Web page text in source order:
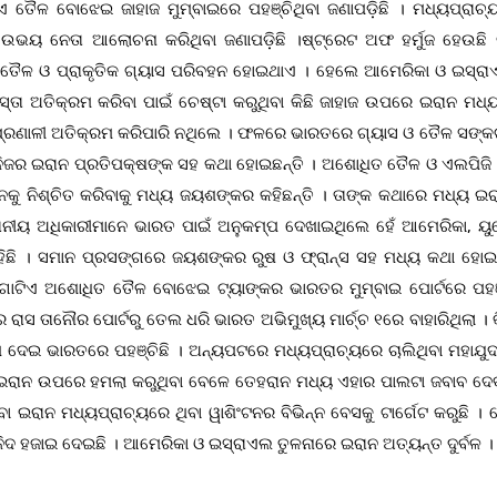
ବୋଝେଇ ଜାହାଜ ମୁମ୍ବାଇରେ ପହଞ୍ଚିଥିବା ଜଣାପଡ଼ିଛି ।
ନେତା ଆଲୋଚନା କରିଥିବା ଜଣାପଡ଼ିଛି ।ଷ୍ଟ୍ରେଟ ଅଫ ହର୍ମୁଜ ହେଉଛି
ଓ ପ୍ରାକୃତିକ ଗ୍ୟାସ ପରିବହନ ହୋଇଥାଏ । ହେଲେ ଆମେରିକା ଓ
ଅତିକ୍ରମ କରିବା ପାଇଁ ଚେଷ୍ଟା କରୁଥିବା କିଛି ଜାହାଜ ଉପରେ ଇରାନ
ଅତିକ୍ରମ କରିପାରି ନଥିଲେ । ଫଳରେ ଭାରତରେ ଗ୍ୟାସ ଓ ତୈଳ
ଇରାନ ପ୍ରତିପକ୍ଷଙ୍କ ସହ କଥା ହୋଇଛନ୍ତି । ଅଶୋଧିତ ତୈଳ ଓ
ନିଶ୍ଚିତ କରିବାକୁ ମଧ୍ୟ ଜୟଶଙ୍କର କହିଛନ୍ତି । ତାଙ୍କ କଥାରେ ମଧ୍ୟ
ଅଧିକାରୀମାନେ ଭାରତ ପାଇଁ ଅନୁକମ୍ପ ଦେଖାଇଥିଲେ ହେଁ ଆମେରିକା,
। ସମାନ ପ୍ରସଙ୍ଗରେ ଜୟଶଙ୍କର ରୁଷ ଓ ଫ୍ରାନ୍ସ ସହ ମଧ୍ୟ କଥା
ଅଶୋଧିତ ତୈଳ ବୋଝେଇ ଟ୍ୟାଙ୍କର ଭାରତର ମୁମ୍ବାଇ ପୋର୍ଟରେ
ତାନୌର ପୋର୍ଟରୁ ତେଲ ଧରି ଭାରତ ଅଭିମୁଖ୍ୟ ମାର୍ଚ୍ଚ ୧ରେ ବାହାରିଥିଲା ।
ଭାରତରେ ପହଞ୍ଚିଛି । ଅନ୍ୟପଟରେ ମଧ୍ୟପ୍ରାଚ୍ୟରେ ଚାଲିଥିବା
ଉପରେ ହମଲା କରୁଥିବା ବେଳେ ତେହରାନ ମଧ୍ୟ ଏହାର ପାଲଟା ଜବାବ
ମଧ୍ୟପ୍ରାଚ୍ୟରେ ଥିବା ୱାଶିଂଟନର ବିଭିନ୍ନ ବେସକୁ ଟାର୍ଗେଟ କରୁଛି ।
ହଜାଇ ଦେଇଛି । ଆମେରିକା ଓ ଇସ୍ରାଏଲ ତୁଳନାରେ ଇରାନ ଅତ୍ୟନ୍ତ ଦୁର୍ବଳ ।